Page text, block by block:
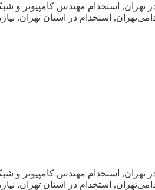
استخدام مهندس کامپیوتر و
استخدام در استان تهران,
استخدام مهندس کامپیوتر و
استخدام در استان تهران,